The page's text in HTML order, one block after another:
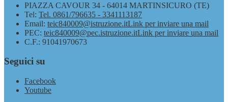
PIAZZA CAVOUR 34 - 64014 MARTINSICURO (TE)
Tel: Tel. 0861/796635 - 3341113187
Email: teic840009@istruzione.itLink per inviare una mail
PEC: teic840009@pec.istruzione.itLink per inviare una mail
C.F.: 91041970673
Seguici su
Facebook
Youtube